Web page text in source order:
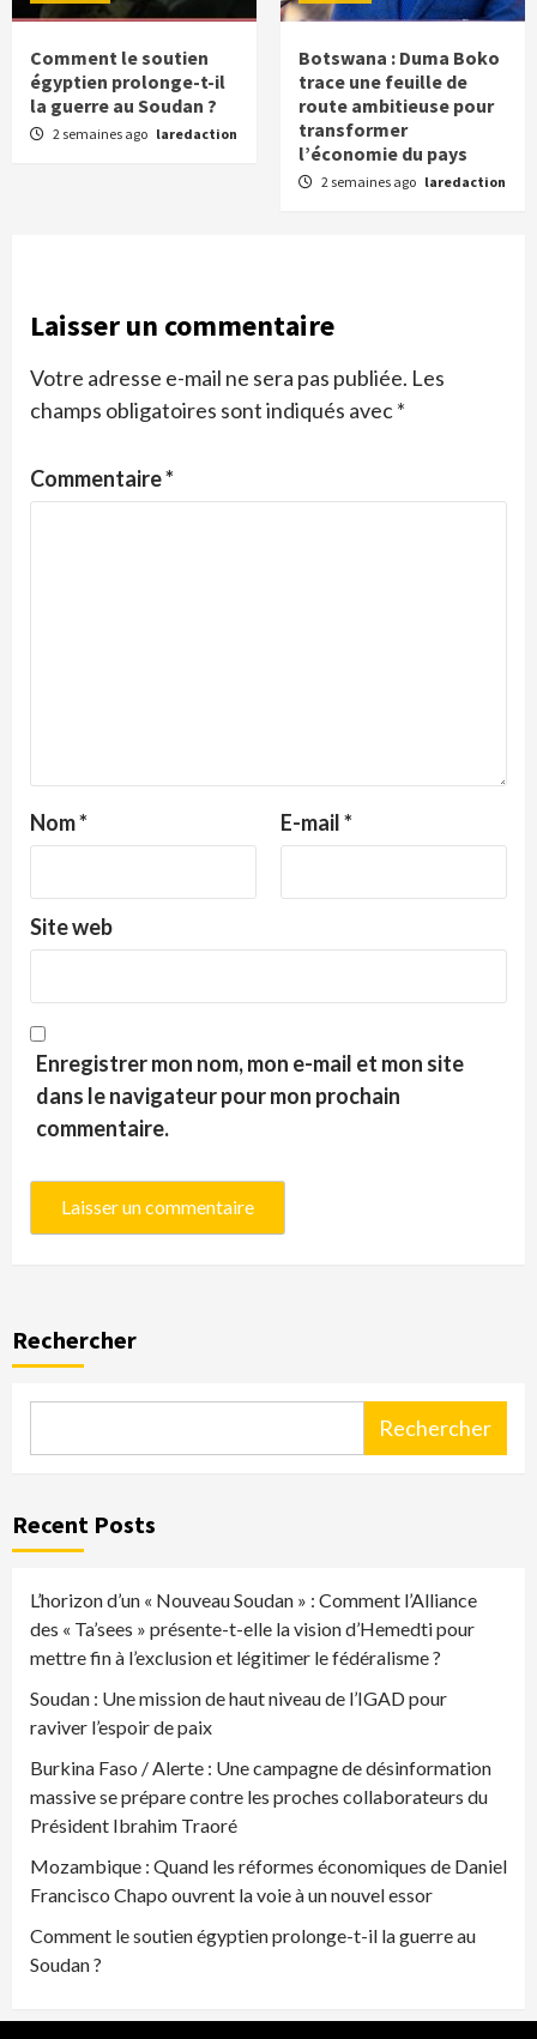
Comment le soutien
égyptien prolonge-t-il
la guerre au Soudan ?
2 semaines ago laredaction
Botswana : Duma Boko
trace une feuille de
route ambitieuse pour
transformer
l’économie du pays
2 semaines ago laredaction
Laisser un commentaire
Votre adresse e-mail ne sera pas publiée. Les
champs obligatoires sont indiqués avec*
Commentaire*
Nom* E-mail*
Site web
Enregistrer mon nom, mon e-mail et mon site
dans le navigateur pour mon prochain
commentaire.
Rechercher
Rechercher
Recent Posts
L’horizon d’un « Nouveau Soudan » : Comment l’Alliance
des « Ta’sees » présente-t-elle la vision d’Hemedti pour
mettre fin à l’exclusion et légitimer le fédéralisme ?
Soudan : Une mission de haut niveau de l’IGAD pour
raviver l’espoir de paix
Burkina Faso / Alerte : Une campagne de désinformation
massive se prépare contre les proches collaborateurs du
Président Ibrahim Traoré
Mozambique : Quand les réformes économiques de Daniel
Francisco Chapo ouvrent la voie à un nouvel essor
Comment le soutien égyptien prolonge-t-il la guerre au
Soudan ?